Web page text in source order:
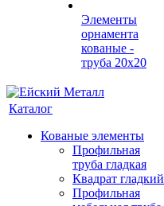
Элементы
орнамента
кованые -
труба 20х20
Каталог
Кованые элементы
Профильная
труба гладкая
Квадрат гладкий
Профильная